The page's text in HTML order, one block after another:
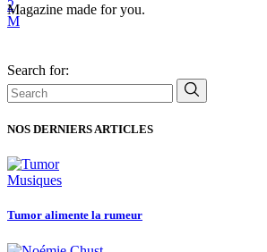
Magazine made for you.
Search for:
NOS DERNIERS ARTICLES
Musiques
Tumor alimente la rumeur